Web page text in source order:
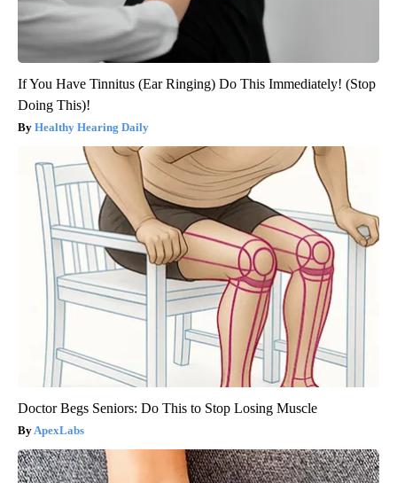
If You Have Tinnitus (Ear Ringing) Do This Immediately! (Stop
Doing This)!
Healthy Hearing Daily
Doctor Begs Seniors: Do This to Stop Losing Muscle
ApexLabs